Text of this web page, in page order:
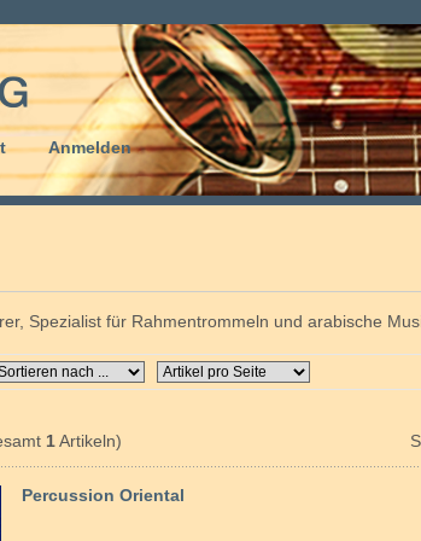
Anmelden
Spezialist für Rahmentrommeln und arabische
1Artikeln)
Percussion Oriental